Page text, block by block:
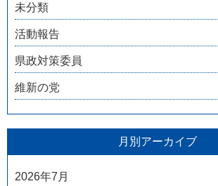
未分類
活動報告
県政対策委員
維新の党
月別アーカイブ
2026年7月